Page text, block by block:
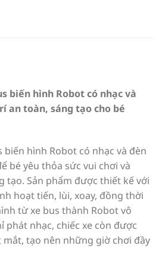
biến hình Robot có nhạc và
an toàn, sáng tạo cho bé
hình Robot có nhạc và đèn
bé yêu thỏa sức vui chơi và
tạo. Sản phẩm được thiết kế với
hoạt tiến, lùi, xoay, đồng thời
từ xe bus thành Robot vô
phát nhạc, chiếc xe còn được
tạo nên những giờ chơi đầy